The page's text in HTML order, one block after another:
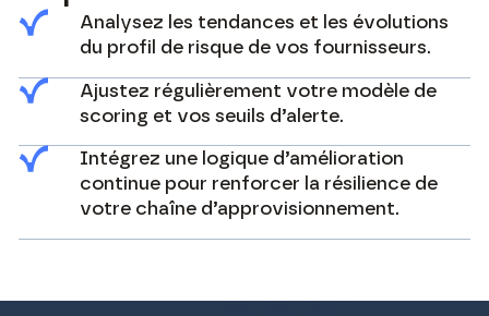
Analysez les tendances et les évolutions
du profil de risque de vos fournisseurs.
Ajustez régulièrement votre modèle de
scoring et vos seuils d’alerte.
Intégrez une logique d’amélioration
continue pour renforcer la résilience de
votre chaîne d’approvisionnement.